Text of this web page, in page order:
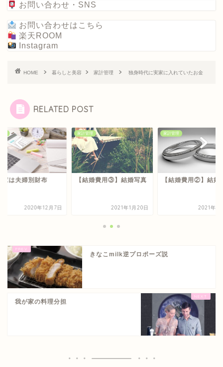
お問い合わせ・SNS
お問い合わせはこちら
楽天ROOM
Instagram
HOME 暮らしと美容 家計管理 独身時代に実家に入れていたお金
RELATED POST
家は夫婦別財布
2020年12月7日
家計管理
【結婚費用③】結婚写真
2021年1月20日
家計管理
【結婚費用②】結婚
2021年1
きなこmilk逆プロポーズ説
我が家の料理分担